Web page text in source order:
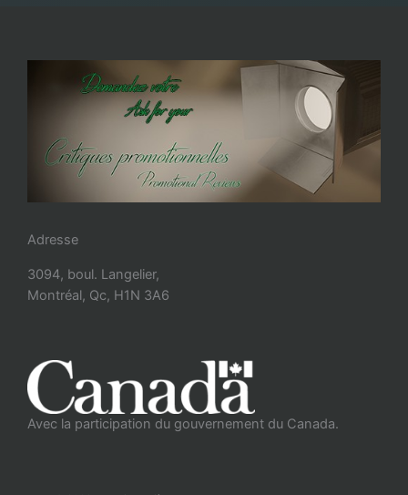
Adresse
3094, boul. Langelier,
Montréal, Qc, H1N 3A6
Avec la participation du gouvernement du Canada.